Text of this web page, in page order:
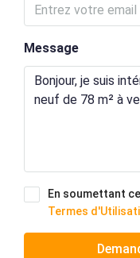
Message
En soumettant
Termes